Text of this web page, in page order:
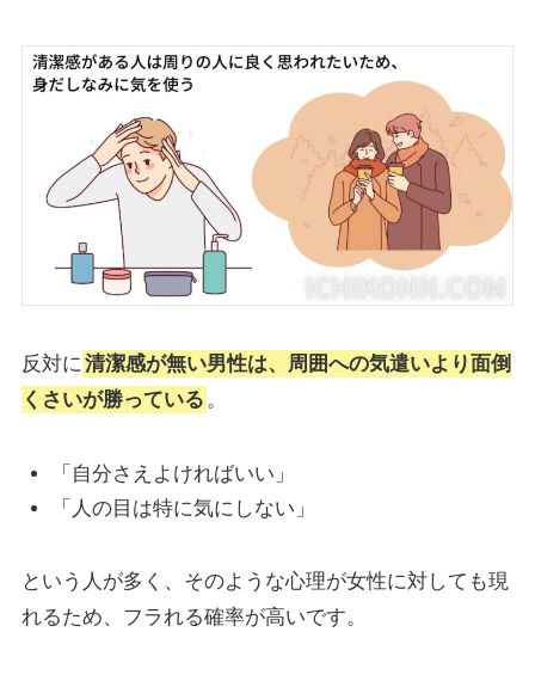
反対に 清潔感が無い男性は、周囲への気遣いより面倒
くさいが勝っている 。
「自分さえよければいい」
「人の目は特に気にしない」
という人が多く、そのような心理が女性に対しても現
れるため、フラれる確率が高いです。